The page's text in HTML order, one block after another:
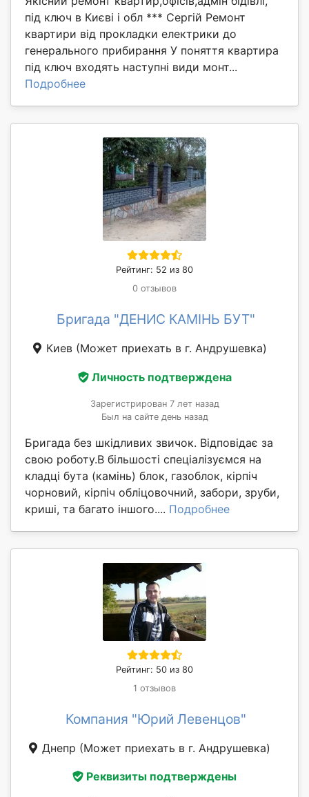
під ключ в Києві і обл *** Сергій Ремонт
квартири від прокладки електрики до
генерального прибирання У поняття квартира
під ключ входять наступні види монт...
Подробнее
Рейтинг: 52 из 80
0 отзывов
Бригада "ДЕНИС КАМІНЬ БУТ"
Киев (Может приехать в г. Андрушевка)
Личность подтверждена
Зарегистрирован 7 лет назад
Был на сайте день назад
Бригада без шкідливих звичок. Відповідає за
свою роботу.В більшості спеціалізуємся на
кладці бута (камінь) блок, газоблок, кірпіч
чорновий, кірпіч обліцовочний, забори, зруби,
криші, та багато іншого.... Подробнее
Рейтинг: 50 из 80
1 отзывов
Компания "Юрий Левенцов"
Днепр (Может приехать в г. Андрушевка)
Реквизиты подтверждены